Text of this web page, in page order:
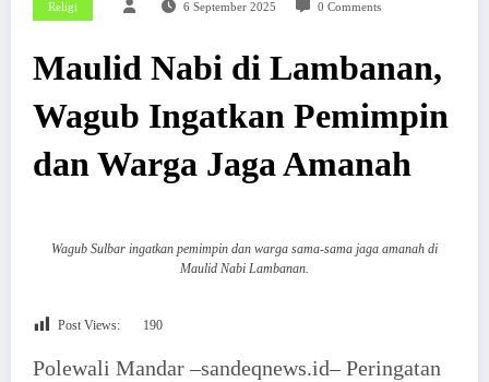
Religi 6 September 2025 0 Comments
Maulid Nabi di Lambanan,
Wagub Ingatkan Pemimpin
dan Warga Jaga Amanah
Wagub Sulbar ingatkan pemimpin dan warga sama-sama jaga amanah di
Maulid Nabi Lambanan.
Post Views: 190
Polewali Mandar –sandeqnews.id– Peringatan